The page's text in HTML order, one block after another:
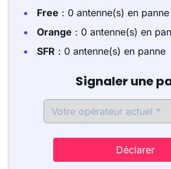
Free : 0 antenne(s) en panne
Orange : 0 antenne(s) en
SFR : 0 antenne(s) en panne
Signaler une
Déclarer